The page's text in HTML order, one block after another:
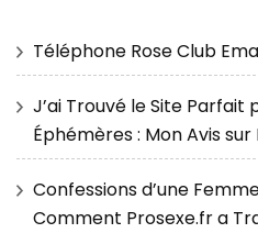
Téléphone Rose Club
J’ai Trouvé le Site Parfait
Éphémères : Mon Avis sur
Confessions d’une
Comment Prosexe.fr a